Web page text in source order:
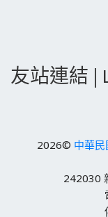
友站連結 |
2026© 中華
242030